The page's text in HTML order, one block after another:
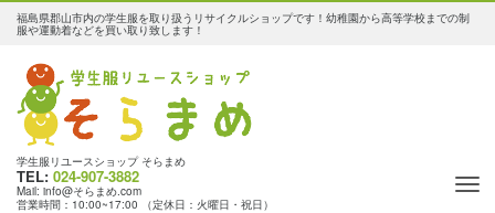
福島県郡山市内の学生服を取り扱うリサイクルショップです！幼稚園から高等学校までの制
服や運動着などを買い取り致します！
学生服リユースショップ そらまめ
TEL: 024-907-3882
Mail: info@そらまめ.com
営業時間：10:00~17:00 （定休日：火曜日・祝日）